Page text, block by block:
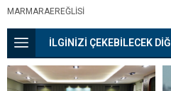
MARMARAEREĞLISI
İLGİNİZİ ÇEKEBİLECEK